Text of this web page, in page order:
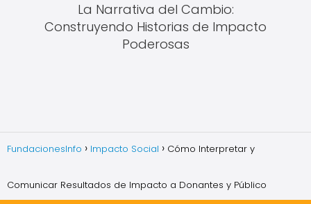
La Narrativa del Cambio:
Construyendo Historias de Impacto
Poderosas
FundacionesInfo Impacto Social Cómo Interpretar y
Comunicar Resultados de Impacto a Donantes y Público